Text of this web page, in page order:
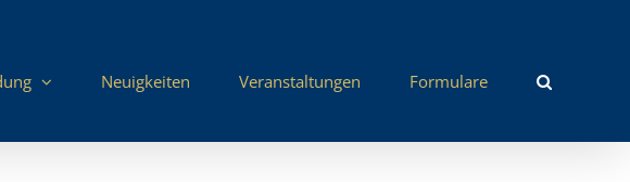
Neuigkeiten Veranstaltungen Formulare